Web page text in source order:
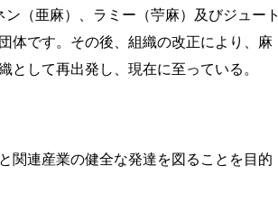
（亜麻）、ラミー（苧麻）及びジュート
体です。その後、組織の改正により、麻
して再出発し、現在に至っている。
関連産業の健全な発達を図ることを目的